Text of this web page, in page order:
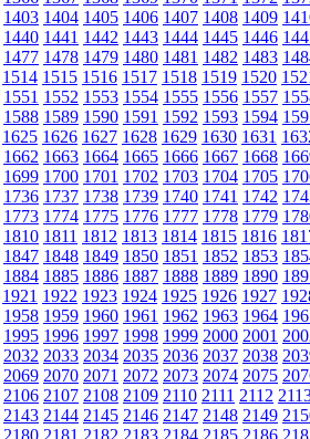
1403 1404 1405 1406 1407 1408 1409
1440 1441 1442 1443 1444 1445 1446
1477 1478 1479 1480 1481 1482 1483
1514 1515 1516 1517 1518 1519 1520
1551 1552 1553 1554 1555 1556 1557
1588 1589 1590 1591 1592 1593 1594
1625 1626 1627 1628 1629 1630 1631
1662 1663 1664 1665 1666 1667 1668
1699 1700 1701 1702 1703 1704 1705
1736 1737 1738 1739 1740 1741 1742
1773 1774 1775 1776 1777 1778 1779
1810 1811 1812 1813 1814 1815 1816
1847 1848 1849 1850 1851 1852 1853
1884 1885 1886 1887 1888 1889 1890
1921 1922 1923 1924 1925 1926 1927
1958 1959 1960 1961 1962 1963 1964
1995 1996 1997 1998 1999 2000 2001
2032 2033 2034 2035 2036 2037 2038
2069 2070 2071 2072 2073 2074 2075
2106 2107 2108 2109 2110 2111 2112
2143 2144 2145 2146 2147 2148 2149
2180 2181 2182 2183 2184 2185 2186